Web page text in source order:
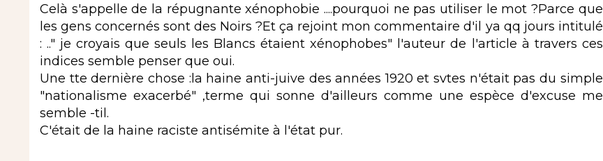
Celà s'appelle de la répugnante xénophobie ....pourquoi ne pas utiliser le mot ?Parce que
les gens concernés sont des Noirs ?Et ça rejoint mon commentaire d'il ya qq jours intitulé
: .." je croyais que seuls les Blancs étaient xénophobes" l'auteur de l'article à travers ces
indices semble penser que oui.
Une tte dernière chose :la haine anti-juive des années 1920 et svtes n'était pas du simple
"nationalisme exacerbé" ,terme qui sonne d'ailleurs comme une espèce d'excuse me
semble -til.
C'était de la haine raciste antisémite à l'état pur.